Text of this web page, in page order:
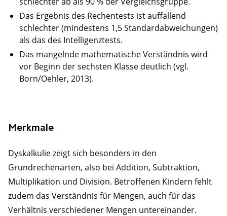
Das Ergebnis des Rechentests ist auffallend
schlechter (mindestens 1,5 Standardabweichungen)
als das des Intelligenztests.
Das mangelnde mathematische Verständnis wird
vor Beginn der sechsten Klasse deutlich (vgl.
Born/Oehler, 2013).
Merkmale
Dyskalkulie zeigt sich besonders in den
Grundrechenarten, also bei Addition, Subtraktion,
Multiplikation und Division. Betroffenen Kindern fehlt
zudem das Verständnis für Mengen, auch für das
Verhältnis verschiedener Mengen untereinander.